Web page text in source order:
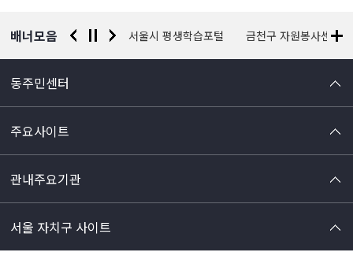
배너모음
찰청 유실물 통합포털 서울시 평생학습포털 금천구 자원봉사센터
동주민센터
주요사이트
관내주요기관
서울 자치구 사이트